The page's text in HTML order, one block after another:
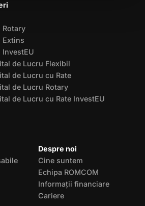
Extins
de Lucru Flexibil
de Lucru cu Rate
de Lucru Rotary
de Lucru cu Rate InvestEU
Despre noi
Cine suntem
Echipa ROMCOM
Informații financiare
Cariere